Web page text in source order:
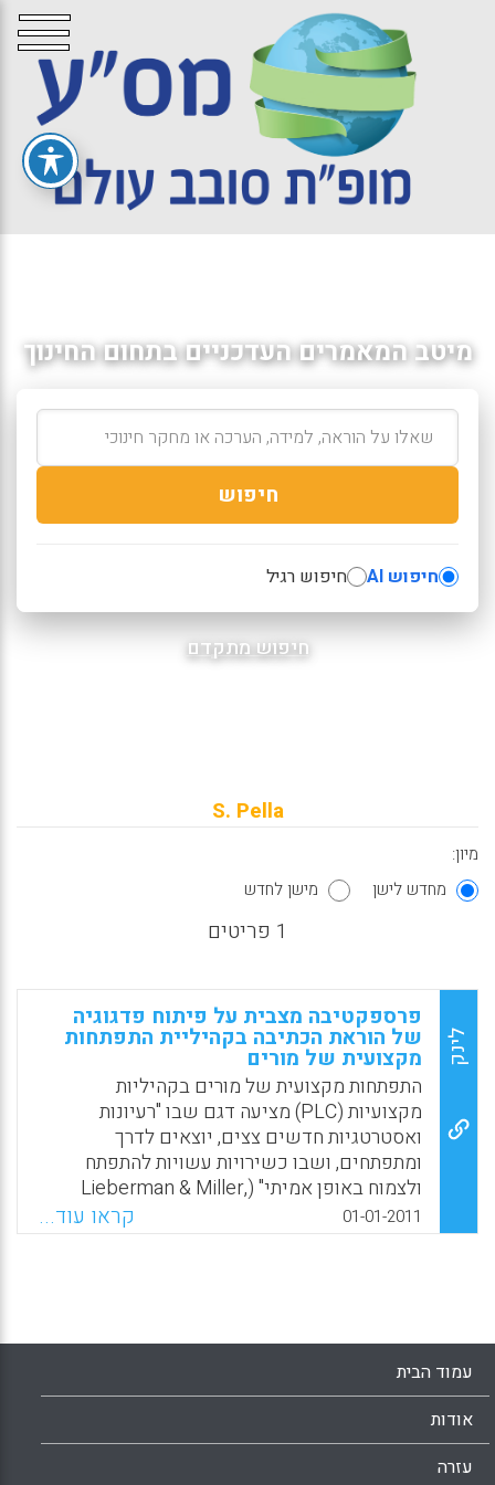
מיטב המאמרים העדכניים בתחום החינוך
חיפוש
חיפוש AI חיפוש רגיל
חיפוש מתקדם
S. Pella
מיון:
מחדש לישן
מישן לחדש
1 פריטים
לינק
פרספקטיבה מצבית על פיתוח פדגוגיה
של הוראת הכתיבה בקהיליית התפתחות
מקצועית של מורים
התפתחות מקצועית של מורים בקהיליות
מקצועיות (PLC) מציעה דגם שבו "רעיונות
ואסטרטגיות חדשים צצים, יוצאים לדרך
ומתפתחים, ושבו כשירויות עשויות להתפתח
ולצמוח באופן אמיתי" (Lieberman & Miller,
2008, p.2). קהיליות כאלה עשויות להוביל
להתפתחות ארוכת טווח ולעליה בהישגי תלמידים.
מוצלחת בלמידה" (Barab & Plucker, 2002,
השיעורים המשותף, התצפיות והניתוח
למורים בקהיליית ההתפתחות המקצועית לתכנן
01-01-2011 קראו עוד...
עמוד הבית
אודות
עזרה